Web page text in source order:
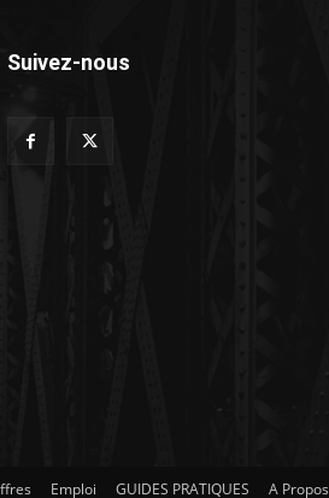
Suivez-nous
Emploi GUIDES PRATIQUES A Propos